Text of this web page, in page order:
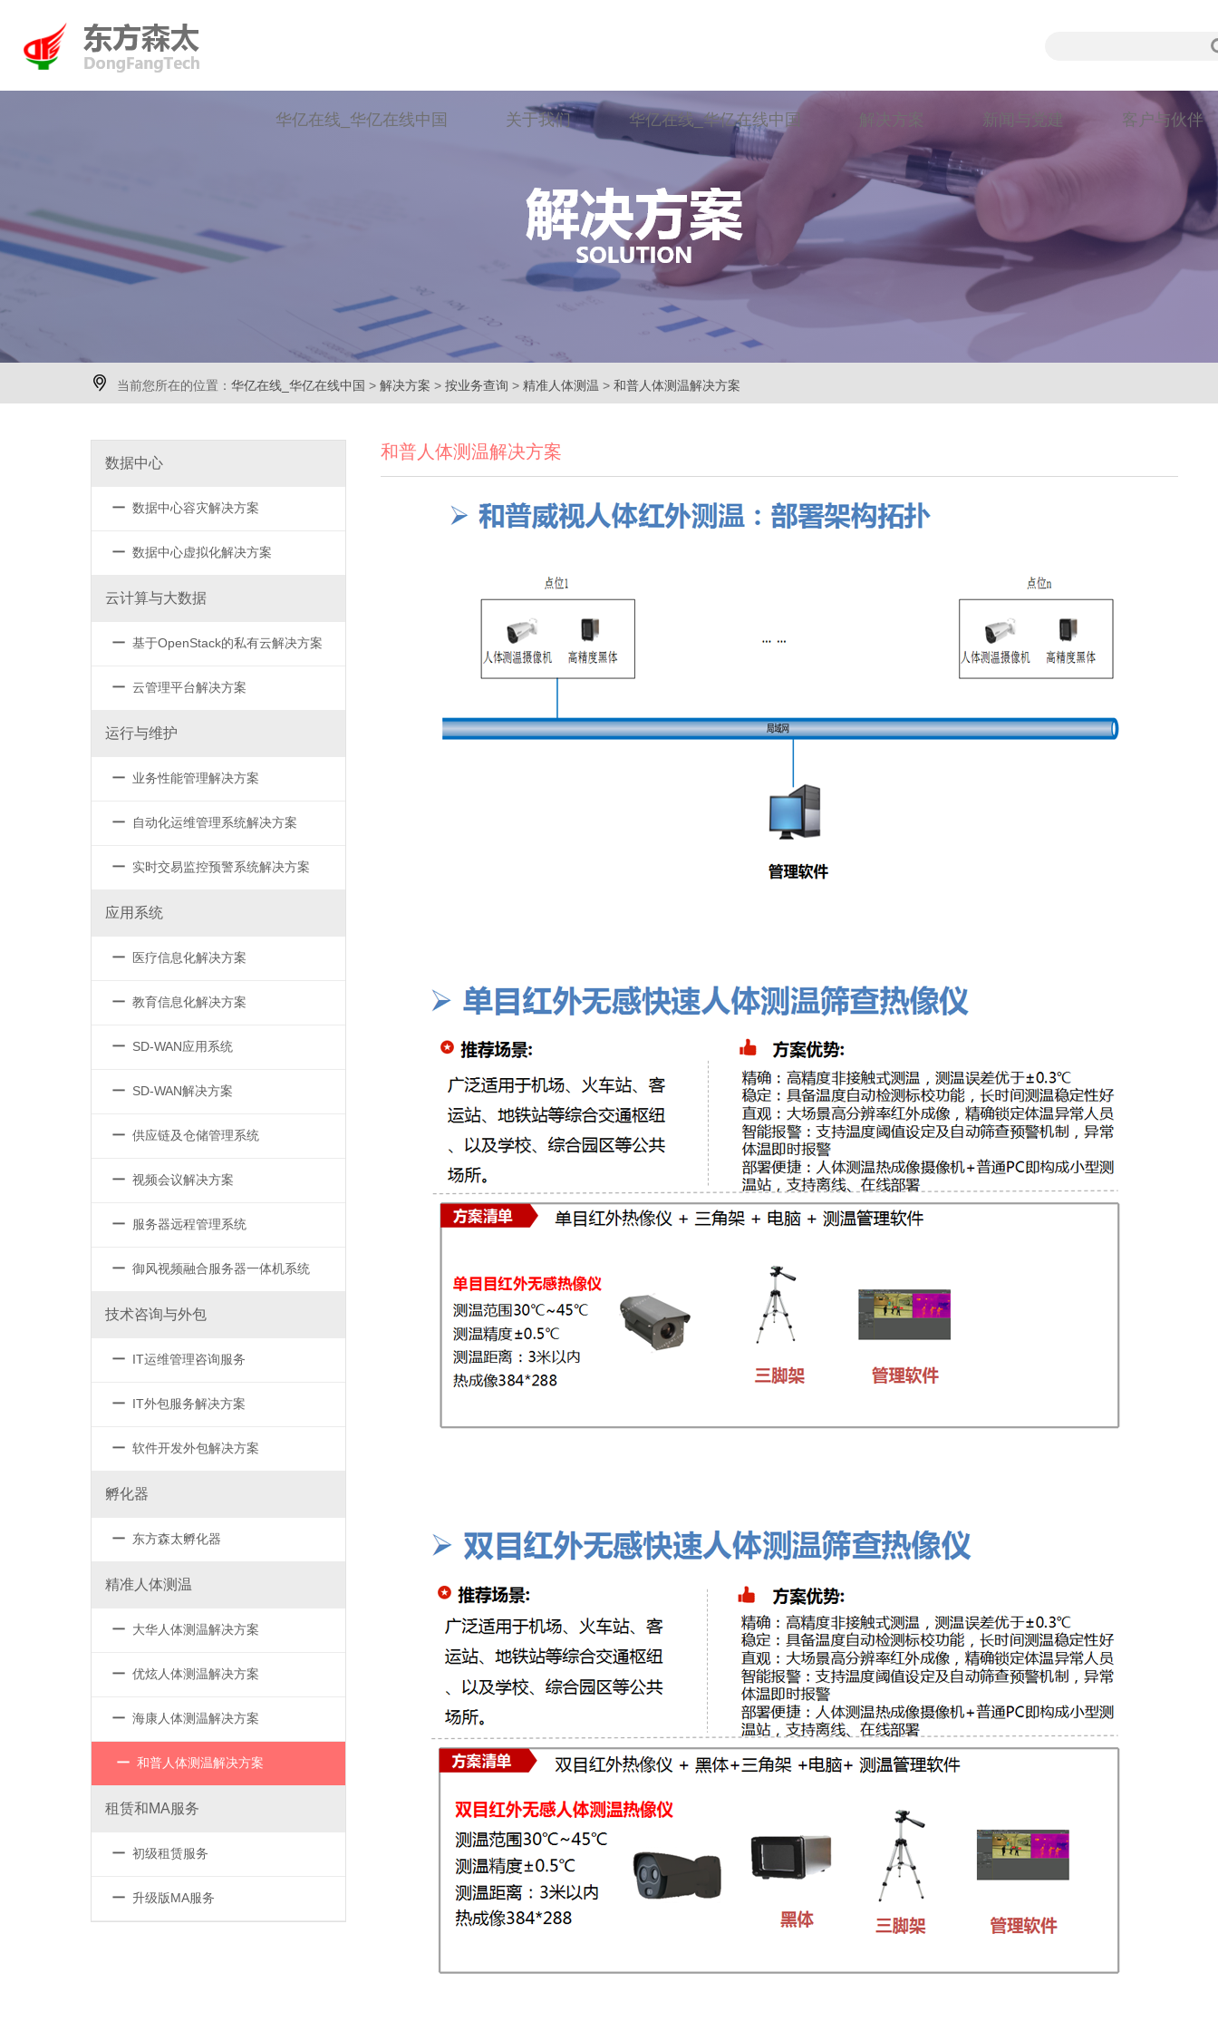
华亿在线_华亿在线中国 关于我们 华亿在线_华亿在线中国 解决方案 新闻与党建 客户与伙伴
 当前您所在的位置： 华亿在线_华亿在线中国 > 解决方案 > 按业务查询 > 精准人体测温 > 和普人体测温解决方案
数据中心
－ 数据中心容灾解决方案
－ 数据中心虚拟化解决方案
云计算与大数据
－ 基于OpenStack的私有云解决方案
－ 云管理平台解决方案
运行与维护
－ 业务性能管理解决方案
－ 自动化运维管理系统解决方案
－ 实时交易监控预警系统解决方案
应用系统
－ 医疗信息化解决方案
－ 教育信息化解决方案
－ SD-WAN应用系统
－ SD-WAN解决方案
－ 供应链及仓储管理系统
－ 视频会议解决方案
－ 服务器远程管理系统
－ 御风视频融合服务器一体机系统
技术咨询与外包
－ IT运维管理咨询服务
－ IT外包服务解决方案
－ 软件开发外包解决方案
孵化器
－ 东方森太孵化器
精准人体测温
－ 大华人体测温解决方案
－ 优炫人体测温解决方案
－ 海康人体测温解决方案
－ 和普人体测温解决方案
租赁和MA服务
－ 初级租赁服务
－ 升级版MA服务
和普人体测温解决方案